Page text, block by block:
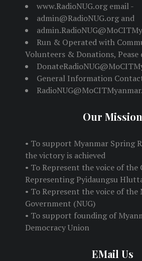
www.RadioNUG.org email -
admin@RadioNUG.org and
Run & Operated with
Volunteers & Donations, Pease
General Information
Our Mission
• To support Myanmar Spring
the victory is achieved
• To Represent the voice of the
Representing Pyidaungsu
• To Represent the voice of
Government (NUG)
• To support founding of
Democracy Union
EMail Us